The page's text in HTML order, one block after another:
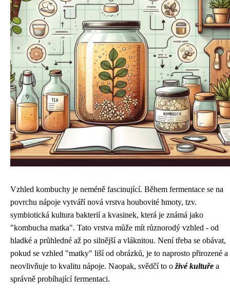
Vzhled kombuchy je neméně fascinující. Během fermentace se na
povrchu nápoje vytváří nová vrstva houbovité hmoty, tzv.
symbiotická kultura bakterií a kvasinek, která je známá jako
"kombucha matka". Tato vrstva může mít různorodý vzhled - od
hladké a průhledné až po silnější a vláknitou. Není třeba se obávat,
pokud se vzhled "matky" liší od obrázků, je to naprosto přirozené a
neovlivňuje to kvalitu nápoje. Naopak, svědčí to o živé kultuře a
správně probíhající fermentaci.